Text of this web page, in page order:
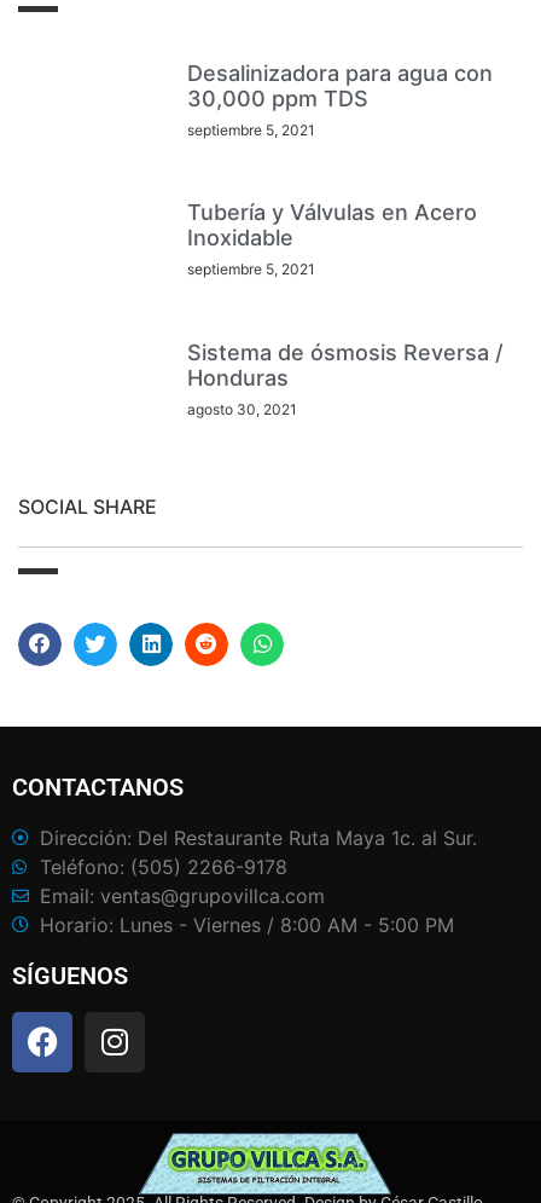
Desalinizadora para agua con
30,000 ppm TDS
septiembre 5, 2021
Tubería y Válvulas en Acero
Inoxidable
septiembre 5, 2021
Sistema de ósmosis Reversa /
Honduras
agosto 30, 2021
SOCIAL SHARE
CONTACTANOS
Dirección: Del Restaurante Ruta Maya 1c. al Sur.
Teléfono: (505) 2266-9178
Email: ventas@grupovillca.com
Horario: Lunes - Viernes / 8:00 AM - 5:00 PM
SÍGUENOS